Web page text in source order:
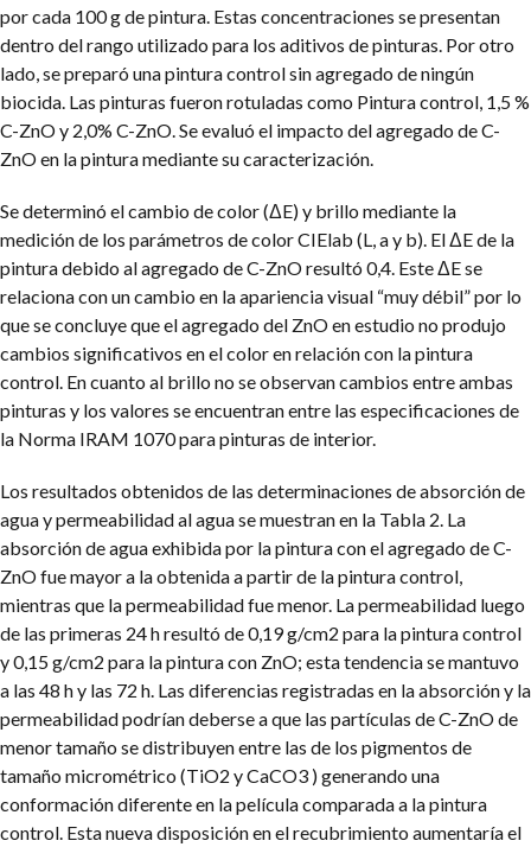
por cada 100 g de pintura. Estas concentraciones se presentan
dentro del rango utilizado para los aditivos de pinturas. Por otro
lado, se preparó una pintura control sin agregado de ningún
biocida. Las pinturas fueron rotuladas como Pintura control, 1,5 %
C-ZnO y 2,0% C-ZnO. Se evaluó el impacto del agregado de C-
ZnO en la pintura mediante su caracterización.
Se determinó el cambio de color (ΔE) y brillo mediante la
medición de los parámetros de color CIElab (L, a y b). El ΔE de la
pintura debido al agregado de C-ZnO resultó 0,4. Este ΔE se
relaciona con un cambio en la apariencia visual “muy débil” por lo
que se concluye que el agregado del ZnO en estudio no produjo
cambios significativos en el color en relación con la pintura
control. En cuanto al brillo no se observan cambios entre ambas
pinturas y los valores se encuentran entre las especificaciones de
la Norma IRAM 1070 para pinturas de interior.
Los resultados obtenidos de las determinaciones de absorción de
agua y permeabilidad al agua se muestran en la Tabla 2. La
absorción de agua exhibida por la pintura con el agregado de C-
ZnO fue mayor a la obtenida a partir de la pintura control,
mientras que la permeabilidad fue menor. La permeabilidad luego
de las primeras 24 h resultó de 0,19 g/cm2 para la pintura control
y 0,15 g/cm2 para la pintura con ZnO; esta tendencia se mantuvo
a las 48 h y las 72 h. Las diferencias registradas en la absorción y la
permeabilidad podrían deberse a que las partículas de C-ZnO de
menor tamaño se distribuyen entre las de los pigmentos de
tamaño micrométrico (TiO2 y CaCO3 ) generando una
conformación diferente en la película comparada a la pintura
control. Esta nueva disposición en el recubrimiento aumentaría el